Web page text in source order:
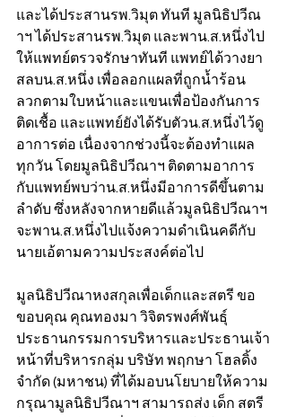
และได้ประสานรพ.วิมุต ทันที มูลนิธิปวีณ
าฯ ได้ประสานรพ.วิมุต และพาน.ส.หนึ่งไป
ให้แพทย์ตรวจรักษาทันที แพทย์ได้วางยา
สลบน.ส.หนึ่ง เพื่อลอกแผลที่ถูกน้ำร้อน
ลวกตามใบหน้าและแขนเพื่อป้องกันการ
ติดเชื้อ และแพทย์ยังได้รับตัวน.ส.หนึ่งไว้ดู
อาการต่อ เนื่องจากช่วงนี้จะต้องทำแผล
ทุกวัน โดยมูลนิธิปวีณาฯ ติดตามอาการ
กับแพทย์พบว่าน.ส.หนึ่งมีอาการดีขึ้นตาม
ลำดับ ซึ่งหลังจากหายดีแล้วมูลนิธิปวีณาฯ
จะพาน.ส.หนึ่งไปแจ้งความดำเนินคดีกับ
นายเอ้ตามความประสงค์ต่อไป
มูลนิธิปวีณาหงสกุลเพื่อเด็กและสตรี ขอ
ขอบคุณ คุณทองมา วิจิตรพงศ์พันธุ์
ประธานกรรมการบริหารและประธานเจ้า
หน้าที่บริหารกลุ่ม บริษัท พฤกษา โฮลดิ้ง
จํากัด (มหาชน) ที่ได้มอบนโยบายให้ความ
กรุณามูลนิธิปวีณาฯ สามารถส่ง เด็ก สตรี